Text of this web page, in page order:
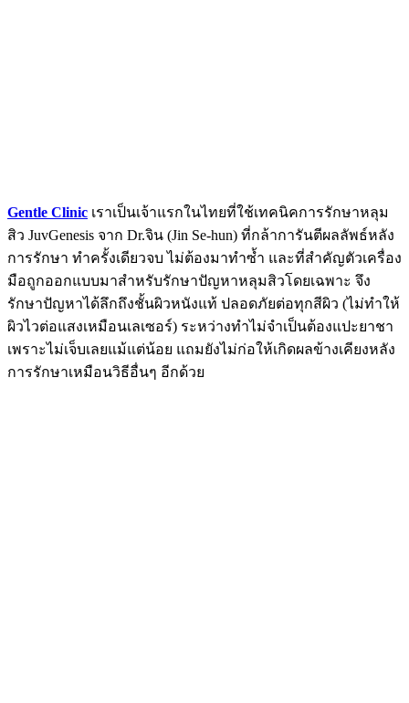
Gentle Clinic เราเป็นเจ้าแรกในไทยที่ใช้เทคนิคการรักษาหลุม
สิว JuvGenesis จาก Dr.จิน (Jin Se-hun) ที่กล้าการันตีผลลัพธ์หลัง
การรักษา ทำครั้งเดียวจบ ไม่ต้องมาทำซ้ำ และที่สำคัญตัวเครื่อง
มือถูกออกแบบมาสำหรับรักษาปัญหาหลุมสิวโดยเฉพาะ จึง
รักษาปัญหาได้ลึกถึงชั้นผิวหนังแท้ ปลอดภัยต่อทุกสีผิว (ไม่ทำให้
ผิวไวต่อแสงเหมือนเลเซอร์) ระหว่างทำไม่จำเป็นต้องแปะยาชา
เพราะไม่เจ็บเลยแม้แต่น้อย แถมยังไม่ก่อให้เกิดผลข้างเคียงหลัง
การรักษาเหมือนวิธีอื่นๆ อีกด้วย